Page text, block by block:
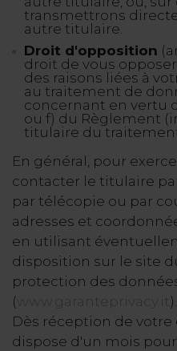
transmettrons
autre titulaire.
Droit d'opposition
droit de vous
des raisons liées à
au traitement de
concernant en vertu
ou f) du Règlement
titulaire du
En général, pour
contacter le titulaire
par télécopie ou par
adresses et
en utilisant
disposition sur le site
protection des
( www.garanteprivacy.it ).
Dès réception de votre
dispose d'un mois